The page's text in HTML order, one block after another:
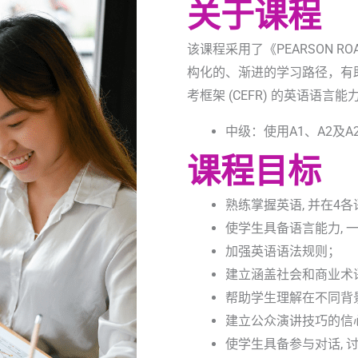
关于课程
该课程采用了《PEARSON
构化的、渐进的学习路径，
考框架 (CEFR) 的英语语言能
中级：使用A1、A2及
课程目标
熟练掌握英语, 并在4
使学生具备语言能力,
加强英语语法规则；
建立涵盖社会和商业
帮助学生理解在不同
建立公众演讲技巧的信
使学生具备参与对话,